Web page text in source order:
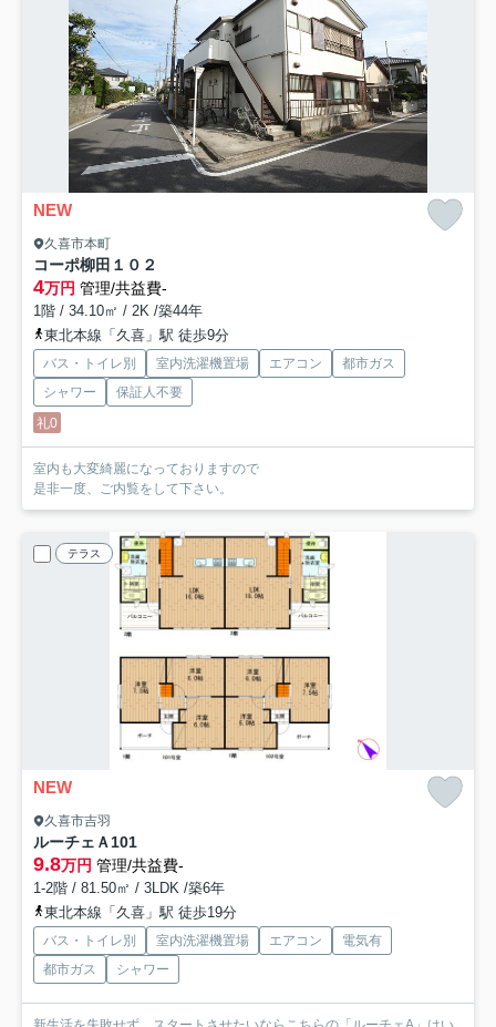
NEW
久喜市本町
コーポ柳田 １０２
4万円 管理/共益費-
1階 / 34.10㎡ / 2K /築44年
東北本線「久喜」駅 徒歩9分
バス・トイレ別 室内洗濯機置場 エアコン
都市ガス
シャワー
保証人不要
礼0
室内も大変綺麗になっておりますので
是非一度、ご内覧をして下さい。
テラス
NEW
久喜市吉羽
ルーチェＡ 101
9.8万円 管理/共益費-
1-2階 / 81.50㎡ / 3LDK /築6年
東北本線「久喜」駅 徒歩19分
バス・トイレ別 室内洗濯機置場 エアコン
電気有
都市ガス
シャワー